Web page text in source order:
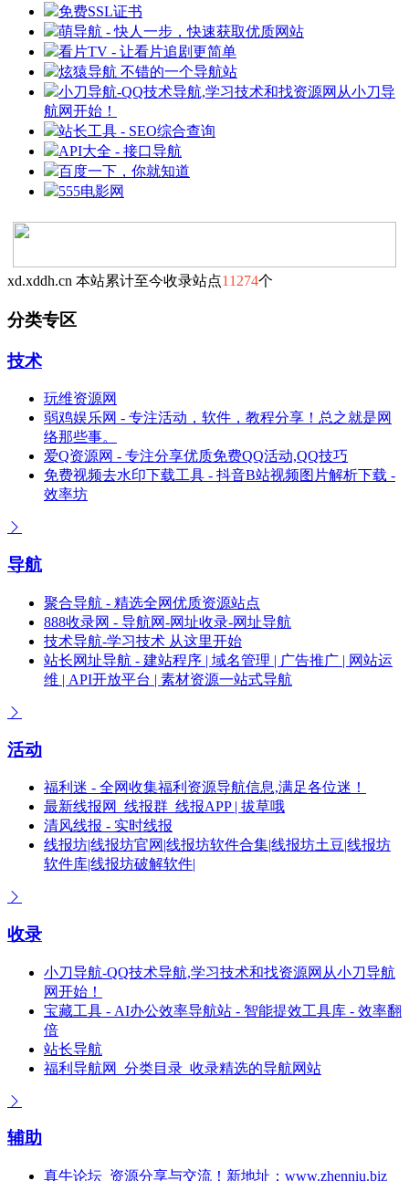
免费SSL证书
萌导航 - 快人一步，快速获取优质网站
看片TV - 让看片追剧更简单
炫猿导航 不错的一个导航站
小刀导航-QQ技术导航,学习技术和找资源网从小刀导
航网开始！
站长工具 - SEO综合查询
API大全 - 接口导航
百度一下，你就知道
555电影网
xd.xddh.cn 本站累计至今收录站点11274个
分类专区
技术
玩维资源网
弱鸡娱乐网 - 专注活动，软件，教程分享！总之就是网
络那些事。
爱Q资源网 - 专注分享优质免费QQ活动,QQ技巧
免费视频去水印下载工具 - 抖音B站视频图片解析下载 -
效率坊
导航
聚合导航 - 精选全网优质资源站点
888收录网 - 导航网-网址收录-网址导航
技术导航-学习技术 从这里开始
站长网址导航 - 建站程序 | 域名管理 | 广告推广 | 网站运
维 | API开放平台 | 素材资源一站式导航
活动
福利迷 - 全网收集福利资源导航信息,满足各位迷！
最新线报网_线报群_线报APP | 拔草哦
清风线报 - 实时线报
线报坊|线报坊官网|线报坊软件合集|线报坊土豆|线报坊
软件库|线报坊破解软件|
收录
小刀导航-QQ技术导航,学习技术和找资源网从小刀导航
网开始！
宝藏工具 - AI办公效率导航站 - 智能提效工具库 - 效率翻
倍
站长导航
福利导航网_分类目录_收录精选的导航网站
辅助
真牛论坛_资源分享与交流！新地址：www.zhenniu.biz